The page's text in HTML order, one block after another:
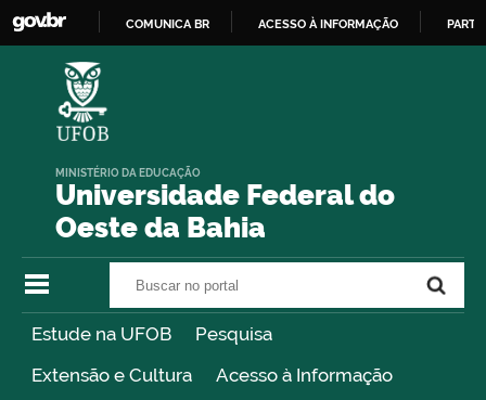
COMUNICA BR ACESSO À INFORMAÇÃO
Universidade Federal do
Oeste da Bahia
MINISTÉRIO DA EDUCAÇÃO
Estude na UFOB
Pesquisa
Extensão e Cultura
Acesso à Informação